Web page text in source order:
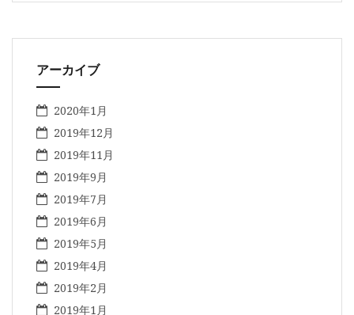
アーカイブ
2020年1月
2019年12月
2019年11月
2019年9月
2019年7月
2019年6月
2019年5月
2019年4月
2019年2月
2019年1月